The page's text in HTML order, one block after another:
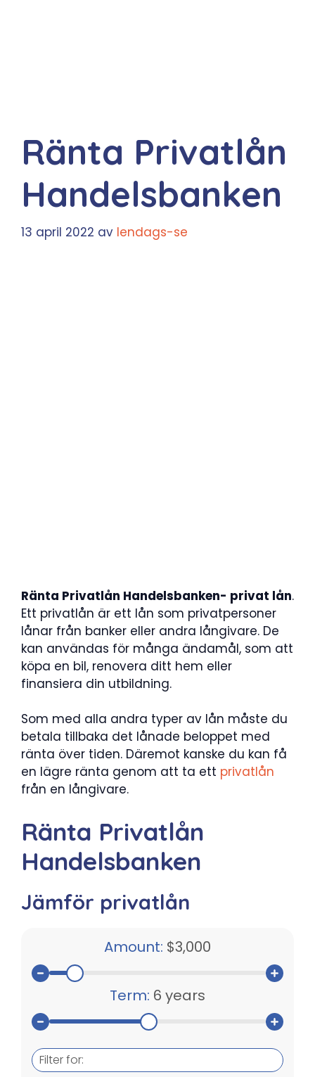
Ränta Privatlån
Handelsbanken
13 april 2022 av lendags-se
Ränta Privatlån Handelsbanken- privat lån.
Ett privatlån är ett lån som privatpersoner
lånar från banker eller andra långivare. De
kan användas för många ändamål, som att
köpa en bil, renovera ditt hem eller
finansiera din utbildning.
Som med alla andra typer av lån måste du
betala tillbaka det lånade beloppet med
ränta över tiden. Däremot kanske du kan få
en lägre ränta genom att ta ett privatlån
från en långivare.
Ränta Privatlån
Handelsbanken
Jämför privatlån
Amount: $3,000
Term: 6 years
Filter for: